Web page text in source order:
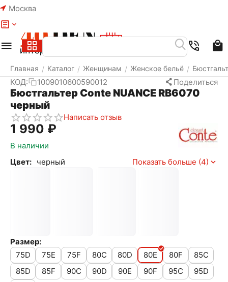
Москва
Главная / Каталог / Женщинам / Женское бельё /
КОД: 1009010600590012 Поделиться
Бюстгальтер Conte NUANCE RB6070
черный
Написать отзыв
1 990 ₽
В наличии
Цвет: черный Показать больше (4)
Размер:
75D
75E 75F 80C 80D 80E 80F
85C
85D
85F 90C 90D 90E 90F 95C
95D
Меню